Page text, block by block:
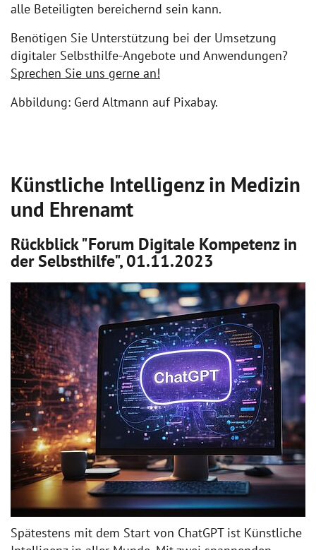
alle Beteiligten bereichernd sein kann.
Benötigen Sie Unterstützung bei der Umsetzung
digitaler Selbsthilfe-Angebote und Anwendungen?
Sprechen Sie uns gerne an!
Abbildung: Gerd Altmann auf Pixabay.
Künstliche Intelligenz in Medizin
und Ehrenamt
Rückblick "Forum Digitale Kompetenz in
der Selbsthilfe", 01.11.2023
Spätestens mit dem Start von ChatGPT ist Künstliche